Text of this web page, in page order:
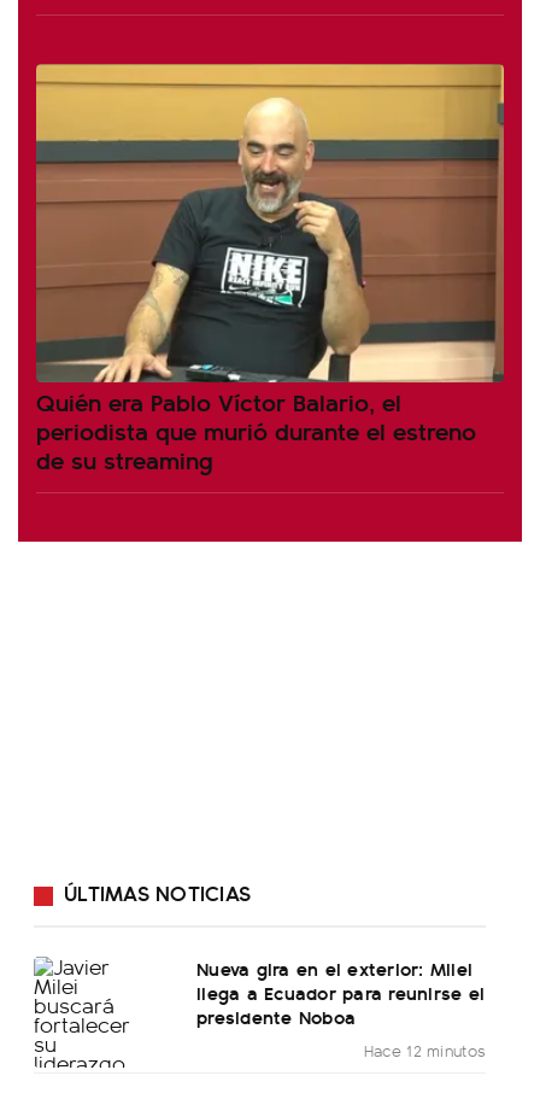
Quién era Pablo Víctor Balario, el
periodista que murió durante el estreno
de su streaming
ÚLTIMAS NOTICIAS
Nueva gira en el exterior: Milei
llega a Ecuador para reunirse el
presidente Noboa
Hace 12 minutos